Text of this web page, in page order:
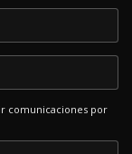
comunicaciones por